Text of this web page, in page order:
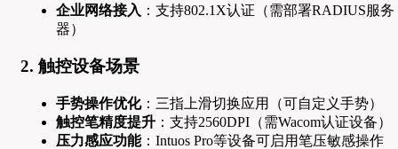
企业网络接入 ：支持802.1X认证（需部署RADIUS服务
器）
2. 触控设备场景
手势操作优化：三指上滑切换应用（可自定义手势）
触控笔精度提升 ：支持2560DPI（需Wacom认证设备）
压力感应功能：Intuos Pro等设备可启用笔压敏感操作